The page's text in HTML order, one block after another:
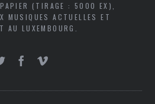
(TIRAGE : 5000 EX),
MUSIQUES ACTUELLES ET
AU LUXEMBOURG.